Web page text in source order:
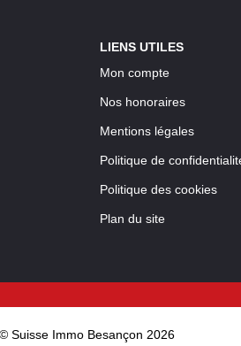
LIENS UTILES
Mon compte
Nos honoraires
Mentions légales
Politique de
Politique des cookies
Plan du site
© Suisse Immo Besançon 2026